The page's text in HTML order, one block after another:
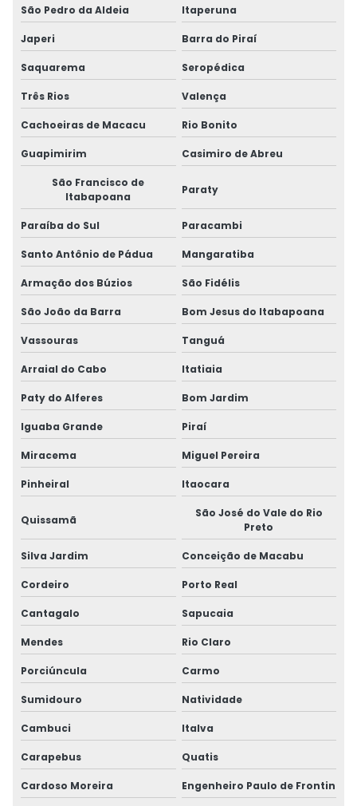
São Pedro da Aldeia Itaperuna
Japeri Barra do Piraí
Saquarema Seropédica
Três Rios Valença
Cachoeiras de Macacu Rio Bonito
Guapimirim Casimiro de Abreu
São Francisco de
Itabapoana
Paraty
Paraíba do Sul Paracambi
Santo Antônio de Pádua Mangaratiba
Armação dos Búzios São Fidélis
São João da Barra Bom Jesus do Itabapoana
Vassouras Tanguá
Arraial do Cabo Itatiaia
Paty do Alferes Bom Jardim
Iguaba Grande Piraí
Miracema Miguel Pereira
Pinheiral Itaocara
Quissamã
São José do Vale do Rio
Preto
Silva Jardim Conceição de Macabu
Cordeiro Porto Real
Cantagalo Sapucaia
Mendes Rio Claro
Porciúncula Carmo
Sumidouro Natividade
Cambuci Italva
Carapebus Quatis
Cardoso Moreira Engenheiro Paulo de Frontin